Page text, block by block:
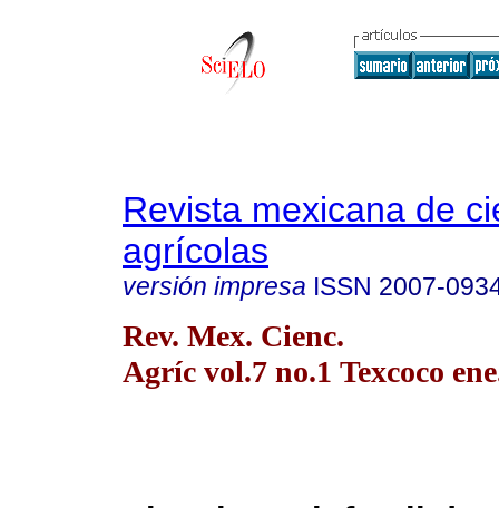
Revista mexicana de
agrícolas
versión impresa ISSN 2007-
Rev. Mex. Cienc.
Agríc vol.7 no.1 Texcoco